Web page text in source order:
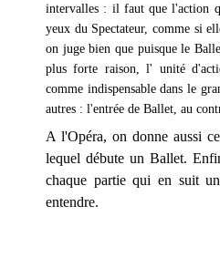
intervalles : il faut que l'action
yeux du Spectateur, comme si
on juge bien que puisque le
plus forte raison, l' unité
comme indispensable dans le
autres : l'entrée de Ballet, au
A l'Opéra, on donne aussi
lequel débute un Ballet.
chaque partie qui en suit
entendre.